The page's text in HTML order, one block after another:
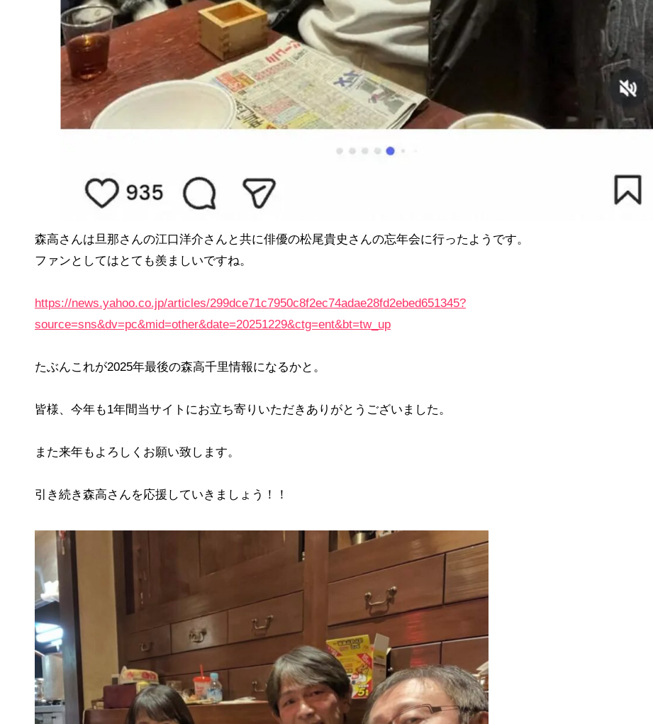
森高さんは旦那さんの江口洋介さんと共に俳優の松尾貴史さんの忘年会に行ったようです。
ファンとしてはとても羨ましいですね。
https://news.yahoo.co.jp/articles/299dce71c7950c8f2ec74adae28fd2ebed651345?
source=sns&dv=pc&mid=other&date=20251229&ctg=ent&bt=tw_up
たぶんこれが2025年最後の森高千里情報になるかと。
皆様、今年も1年間当サイトにお立ち寄りいただきありがとうございました。
また来年もよろしくお願い致します。
引き続き森高さんを応援していきましょう！！